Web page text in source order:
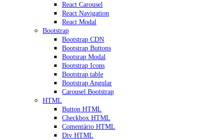
React Carousel
React Navigation
React Modal
Bootstrap
Bootstrap CDN
Bootstrap Buttons
Bootsrap Modal
Bootstrap Icons
Bootstrap table
Bootstrap Angular
Carousel Bootstrap
HTML
Button HTML
Checkbox HTML
Comentário HTML
Div HTML